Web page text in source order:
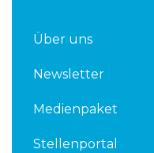
Über uns
Newsletter
Medienpaket
Stellenportal